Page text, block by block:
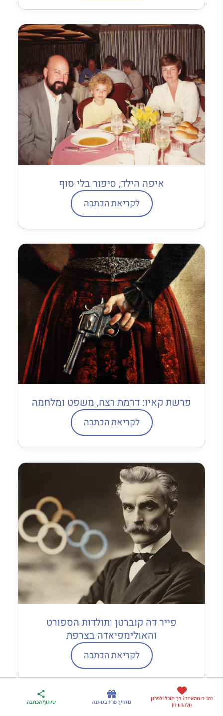
איפה הילד, סיפור בלי סוף
לקריאת הכתבה
פרשת קאיו: דרמת רצח, משפט ומלחמה
לקריאת הכתבה
פייר דה קוברטן ותולדות הספורט
והאולימפיאדה בצרפת
לקריאת הכתבה
ארגז הכלים שלי
לטיול בצרפת
מדריך פריז
במתנה
דברו
איתי בווטסאפ
נהנים מהאתר? כך תוכלו לפרגן
(ולהרוויח)
מדריך פריז במתנה שיתוף הכתבה